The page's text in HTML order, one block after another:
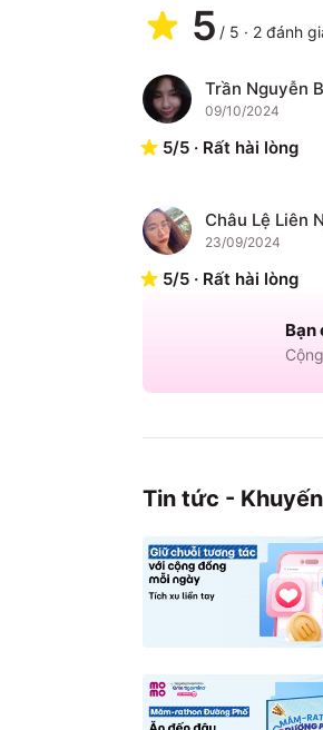
5 / 5 · 2 đánh
T Trần Nguyễn
09/10/2024
5/5 · Rất hài lòng
C Châu Lệ Liên
23/09/2024
5/5 · Rất hài lòng
Bạn
Tin tức -